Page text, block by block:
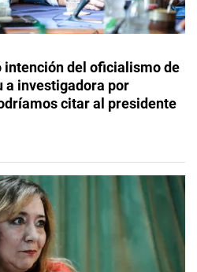
intención del oficialismo de
a investigadora por
citar al presidente